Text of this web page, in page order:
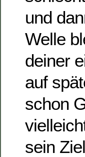
und
Welle
deiner
auf
schon
sein